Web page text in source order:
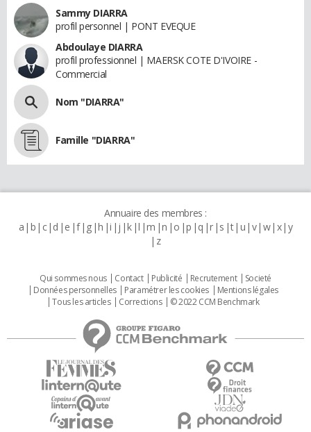
Sammy DIARRA
profil personnel | PONT EVEQUE
Abdoulaye DIARRA
profil professionnel | MAERSK COTE D'IVOIRE -
Commercial
Nom "DIARRA"
Famille "DIARRA"
Annuaire des membres :
a b c d e f g h i j k l m n o p q r s t u v w x y
z
Qui sommes nous Contact Publicité Recrutement
Societé
Données personnelles
Paramétrer les cookies
Mentions légales
Tous les articles
Corrections © 2022 CCM Benchmark